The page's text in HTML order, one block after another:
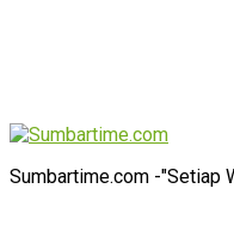
Sumbartime.com -"Setiap